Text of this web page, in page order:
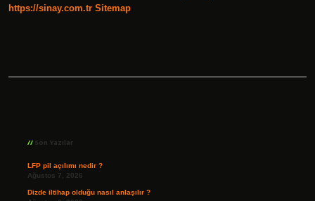
https://sinay.com.tr Sitemap
Son Yazılar
LFP pil açılımı nedir ?
Ağustos 7, 2026
Dizde iltihap olduğu nasıl anlaşılır ?